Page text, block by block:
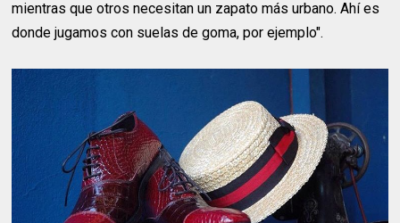
mientras que otros necesitan un zapato más urbano. Ahí es
donde jugamos con suelas de goma, por ejemplo".